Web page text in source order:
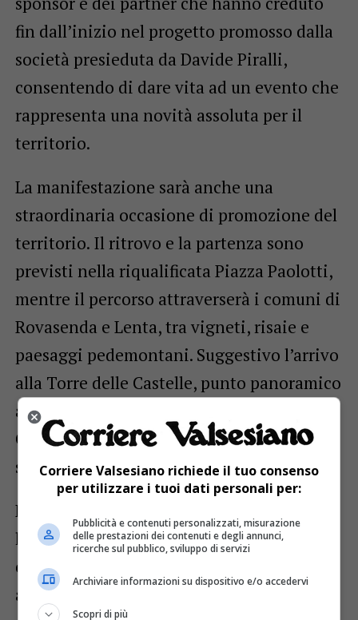
fin dall’inizio nel progetto promosso dalla
società presieduta da Davide Piralli,
consentendo di dare vita ad un evento che
rappresenta una novità assoluta per il
territorio.
La manifestazione sarà anche una
straordinaria occasione di promozione del
territorio. Il ritrovo e la partenza sono
previsti nella riqualificata Piazza Paolotti,
mentre il percorso attraverserà i comuni di
Rovasenda e Lenta, tra vigneti, risaie e
paesaggi pedemontani. Suggestivo l’arrivo
alla Torre delle Castelle, punto panoramico
affacciato sulla città, sui vigneti del
Gattinara DOCG e sullo straordinario
scenario del Monte Rosa.
Particolarmente spettacolare sarà infatti
l’arrivo, posto al termine di una salita di
circa un chilometro che condurrà gli atleti
alla Torre delle Castelle, in un vero e
Corriere Valsesiano richiede il tuo consenso
per utilizzare i tuoi dati personali per:
Pubblicità e contenuti personalizzati, misurazione
delle prestazioni dei contenuti e degli annunci,
ricerche sul pubblico, sviluppo di servizi
Archiviare informazioni su dispositivo e/o accedervi
Scopri di più